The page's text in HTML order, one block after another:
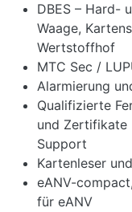
DBES – Hard-
Waage,
Wertstoffhof
MTC Sec /
Alarmierung
Qualifizierte
und Zertifikate
Support
Kartenleser
eANV-
für eANV